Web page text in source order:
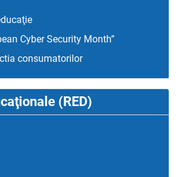
Cyber Security Month”
consumatorilor
(RED)